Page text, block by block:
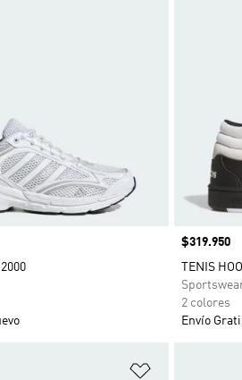
Precio
$319.950
TENIS
2 colores
Envío